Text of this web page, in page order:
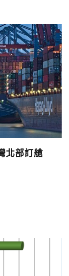
北部訂艙